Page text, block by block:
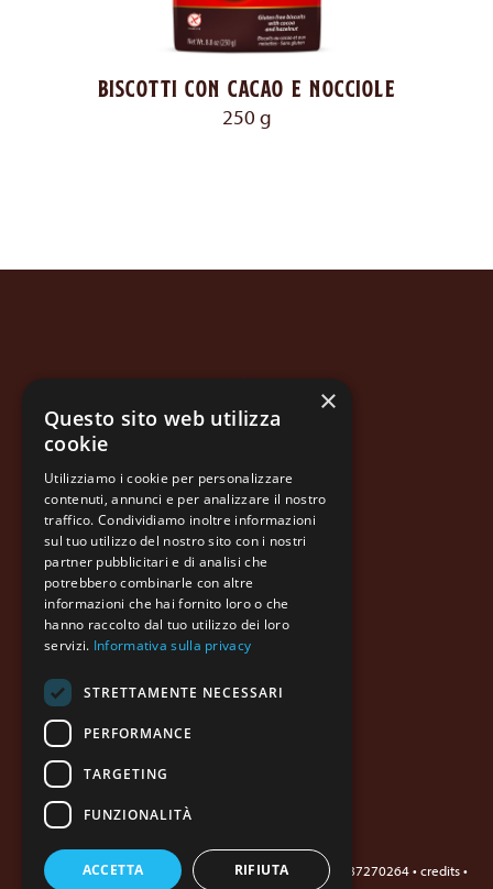
Biscotti con cacao e nocciole
250 g
Azienda
Prodotti
Informazioni legali
Contatti
MOLINO DI FERRO S.p.A.
Copyright © 2021-2024 Molino di Ferro S.p.A. • P.I. 00687270264 •credits•
whistleblowing
×
Questo sito web utilizza
cookie
Utilizziamo i cookie per personalizzare
contenuti, annunci e per analizzare il nostro
traffico. Condividiamo inoltre informazioni
sul tuo utilizzo del nostro sito con i nostri
partner pubblicitari e di analisi che
potrebbero combinarle con altre
informazioni che hai fornito loro o che
hanno raccolto dal tuo utilizzo dei loro
servizi. Informativa sulla privacy
STRETTAMENTE NECESSARI
PERFORMANCE
TARGETING
FUNZIONALITÀ
ACCETTA RIFIUTA